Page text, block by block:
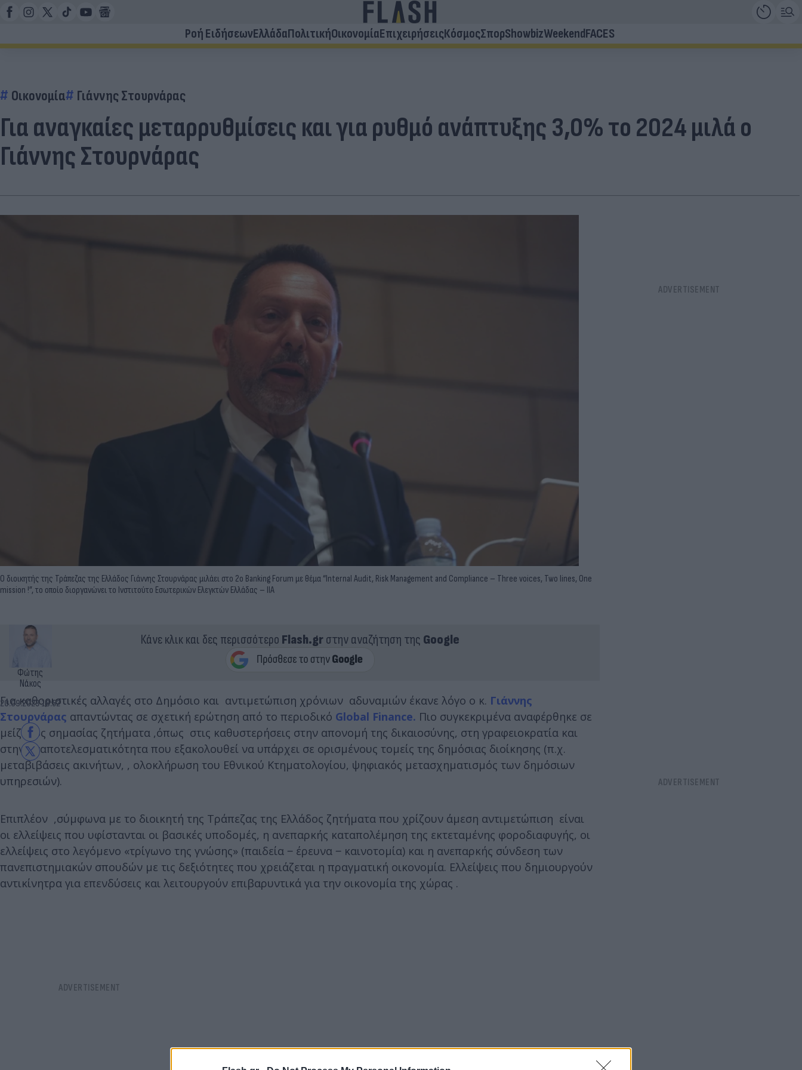
Ροή ΕιδήσεωνΕλλάδαΠολιτικήΟικονομίαΕπιχειρήσειςΚόσμοςΣπορShowbizWeekendFACES
Οικονομία Γιάννης Στουρνάρας
Για αναγκαίες μεταρρυθμίσεις και για ρυθμό ανάπτυξης 3,0% το 2024 μιλά ο
Γιάννης Στουρνάρας
Ο διοικητής της Τράπεζας της Ελλάδος Γιάννης Στουρνάρας μιλάει στο 2ο Banking Forum με θέμα “Internal Audit, Risk Management and Compliance – Three voices, Two lines, One
mission !”, το οποίο διοργανώνει το Ινστιτούτο Εσωτερικών Ελεγκτών Ελλάδας – IIA
Φώτης
Νάκος
20.09.2023 18:52
Κάνε κλικ και δες περισσότερο Flash.grστην αναζήτηση της Google
Για καθοριστικές αλλαγές στο Δημόσιο και αντιμετώπιση χρόνιων αδυναμιών έκανε λόγο ο κ. Γιάννης
Στουρνάρας απαντώντας σε σχετική ερώτηση από το περιοδικό Global Finance. Πιο συγκεκριμένα αναφέρθηκε σε
μείζονος σημασίας ζητήματα ,όπως στις καθυστερήσεις στην απονομή της δικαιοσύνης, στη γραφειοκρατία και
στην αναποτελεσματικότητα που εξακολουθεί να υπάρχει σε ορισμένους τομείς της δημόσιας διοίκησης (π.χ.
μεταβιβάσεις ακινήτων, , ολοκλήρωση του Εθνικού Κτηματολογίου, ψηφιακός μετασχηματισμός των δημόσιων
υπηρεσιών).
Επιπλέον ,σύμφωνα με το διοικητή της Τράπεζας της Ελλάδος ζητήματα που χρίζουν άμεση αντιμετώπιση είναι
οι ελλείψεις που υφίστανται οι βασικές υποδομές, η ανεπαρκής καταπολέμηση της εκτεταμένης φοροδιαφυγής, οι
ελλείψεις στο λεγόμενο «τρίγωνο της γνώσης» (παιδεία ‒ έρευνα ‒ καινοτομία) και η ανεπαρκής σύνδεση των
πανεπιστημιακών σπουδών με τις δεξιότητες που χρειάζεται η πραγματική οικονομία. Ελλείψεις που δημιουργούν
αντικίνητρα για επενδύσεις και λειτουργούν επιβαρυντικά για την οικονομία της χώρας .